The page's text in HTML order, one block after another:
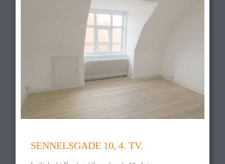
SENNELSGADE 10, 4. TV.